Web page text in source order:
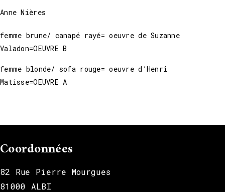
Anne Nières
femme brune/ canapé rayé= oeuvre de Suzanne
Valadon=OEUVRE B
femme blonde/ sofa rouge= oeuvre d’Henri
Matisse=OEUVRE A
Coordonnées
82 Rue Pierre Mourgues
81000 ALBI